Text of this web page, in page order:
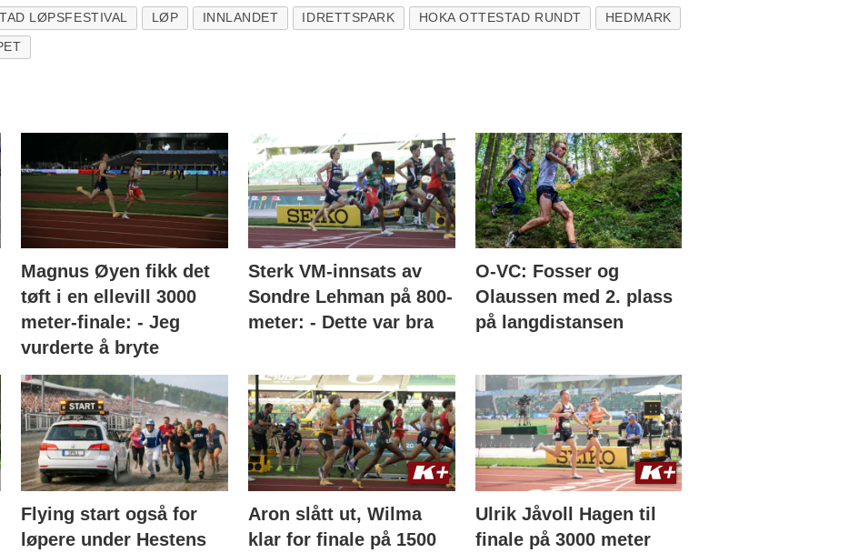
LØPSFESTIVAL LØP INNLANDET IDRETTSPARK HOKA OTTESTAD RUNDT HEDMARK
Magnus Øyen fikk det
tøft i en ellevill 3000
meter-finale: - Jeg
vurderte å bryte
Sterk VM-innsats av
Sondre Lehman på 800-
meter: - Dette var bra
O-VC: Fosser og
Olaussen med 2. plass
på langdistansen
Flying start også for
løpere under Hestens
Aron slått ut, Wilma
klar for finale på 1500
Ulrik Jåvoll Hagen til
finale på 3000 meter